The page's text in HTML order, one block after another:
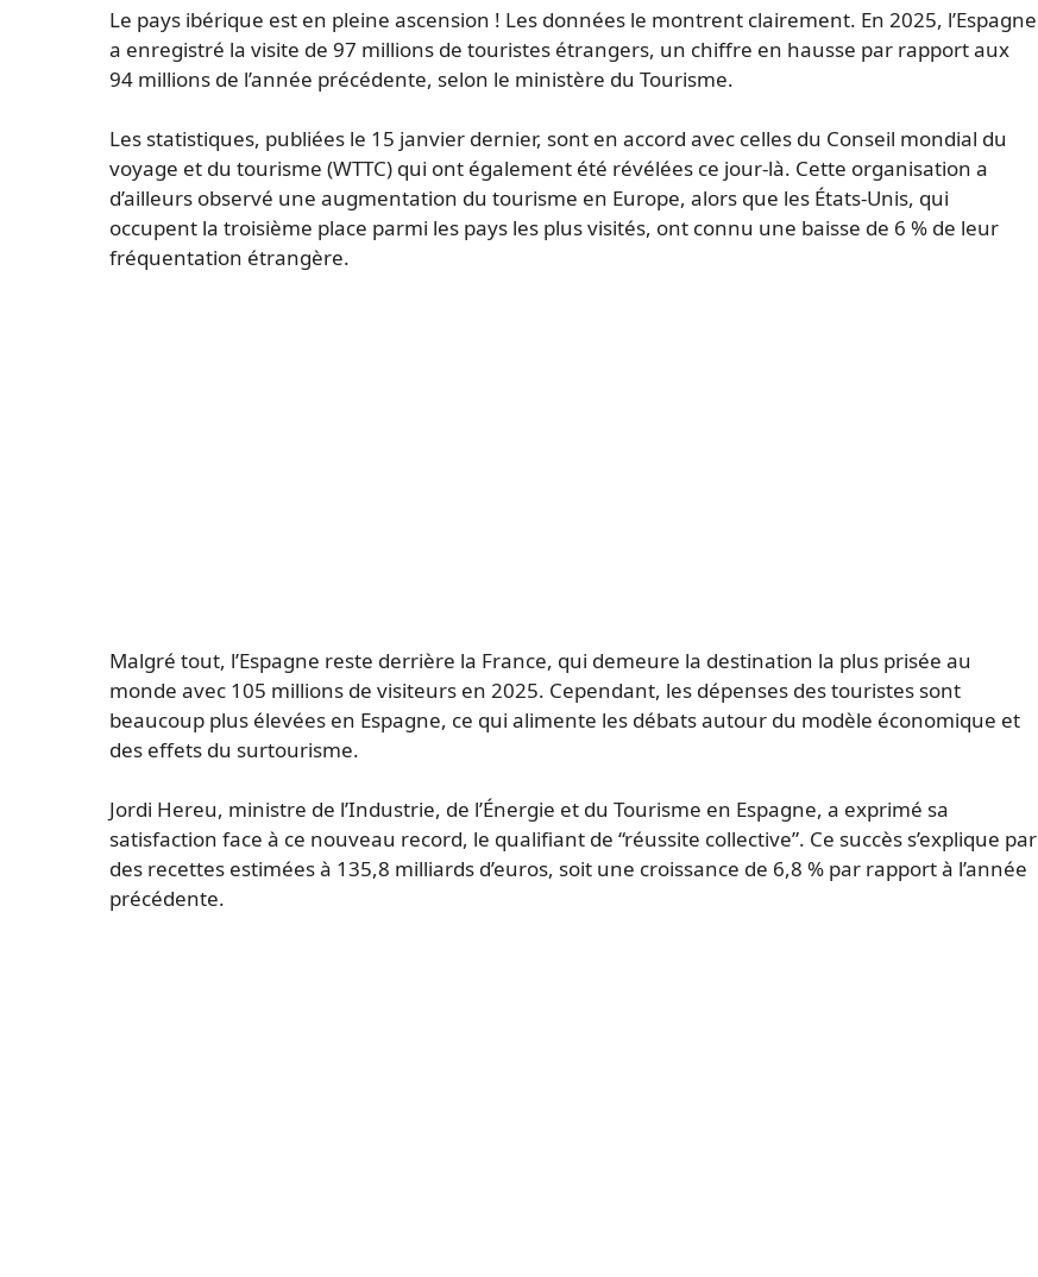
Le pays ibérique est en pleine ascension ! Les données le montrent clairement. En 2025, l’Espagne
a enregistré la visite de 97 millions de touristes étrangers, un chiffre en hausse par rapport aux
94 millions de l’année précédente, selon le ministère du Tourisme.
Les statistiques, publiées le 15 janvier dernier, sont en accord avec celles du Conseil mondial du
voyage et du tourisme (WTTC) qui ont également été révélées ce jour-là. Cette organisation a
d’ailleurs observé une augmentation du tourisme en Europe, alors que les États-Unis, qui
occupent la troisième place parmi les pays les plus visités, ont connu une baisse de 6 % de leur
fréquentation étrangère.
Malgré tout, l’Espagne reste derrière la France, qui demeure la destination la plus prisée au
monde avec 105 millions de visiteurs en 2025. Cependant, les dépenses des touristes sont
beaucoup plus élevées en Espagne, ce qui alimente les débats autour du modèle économique et
des effets du surtourisme.
Jordi Hereu, ministre de l’Industrie, de l’Énergie et du Tourisme en Espagne, a exprimé sa
satisfaction face à ce nouveau record, le qualifiant de “réussite collective”. Ce succès s’explique par
des recettes estimées à 135,8 milliards d’euros, soit une croissance de 6,8 % par rapport à l’année
précédente.